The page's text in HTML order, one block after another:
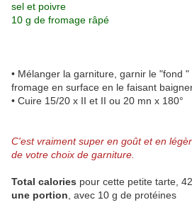
sel et poivre
10 g de fromage râpé
• Mélanger la garniture, garnir le "fond
fromage en surface en le faisant
• Cuire 15/20 x II et II ou 20 mn x 180°
C'est vraiment super en goût et en
de votre choix de garniture.
Total calories pour cette petite tarte,
une portion , avec 10 g de protéines